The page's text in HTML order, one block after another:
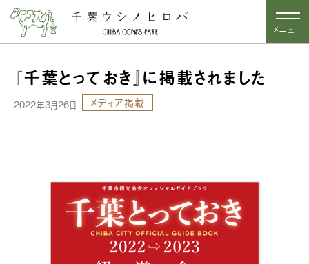
メニュー
『千葉とっておき』に掲載されました
2022年3月26日 メディア掲載